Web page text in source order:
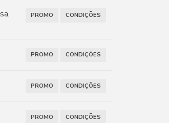
PROMO CONDIÇÕES
PROMO CONDIÇÕES
PROMO CONDIÇÕES
PROMO CONDIÇÕES